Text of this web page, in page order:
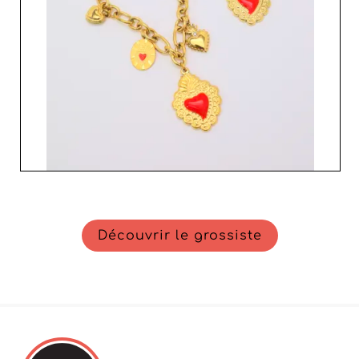
auprès de votre clientèle féminine.
Découvrir le grossiste